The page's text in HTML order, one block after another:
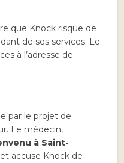
que Knock risque de
de ses services. Le
à l’adresse de
par le projet de
Le médecin,
à Saint-
accuse Knock de